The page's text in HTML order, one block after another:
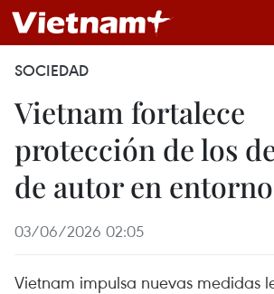
SOCIEDAD
Vietnam fortalece
protección de los
de autor en
03/06/2026 02:05
Vietnam impulsa nuevas medidas